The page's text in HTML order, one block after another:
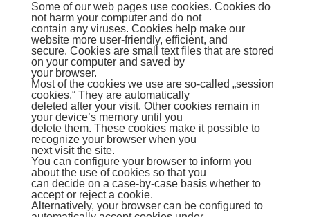
Some of our web pages use cookies. Cookies do
not harm your computer and do not
contain any viruses. Cookies help make our
website more user-friendly, efficient, and
secure. Cookies are small text files that are stored
on your computer and saved by
your browser.
Most of the cookies we use are so-called „session
cookies.“ They are automatically
deleted after your visit. Other cookies remain in
your device’s memory until you
delete them. These cookies make it possible to
recognize your browser when you
next visit the site.
You can configure your browser to inform you
about the use of cookies so that you
can decide on a case-by-case basis whether to
accept or reject a cookie.
Alternatively, your browser can be configured to